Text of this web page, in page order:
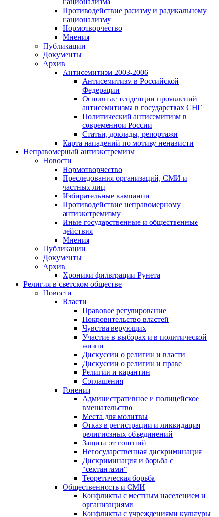
национализма
Противодействие расизму и радикальному
национализму
Нормотворчество
Мнения
Публикации
Документы
Архив
Антисемитизм 2003-2006
Антисемитизм в Российской
Федерации
Основные тенденции проявлений
антисемитизма в государствах СНГ
Политический антисемитизм в
современной России
Статьи, доклады, репортажи
Карта нападений по мотиву ненависти
Неправомерный антиэкстремизм
Новости
Нормотворчество
Преследования организаций, СМИ и
частных лиц
Избирательные кампании
Противодействие неправомерному
антиэкстремизму
Иные государственные и общественные
действия
Мнения
Публикации
Документы
Архив
Хроники фильтрации Рунета
Религия в светском обществе
Новости
Власти
Правовое регулирование
Покровительство властей
Чувства верующих
Участие в выборах и в политической
жизни
Дискуссии о религии и власти
Дискуссии о религии и праве
Религии и карантин
Соглашения
Гонения
Административное и полицейское
вмешательство
Места для молитвы
Отказ в регистрации и ликвидация
религиозных объединений
Защита от гонений
Негосударственная дискриминация
Дискриминация и борьба с
"сектантами"
Теоретическая борьба
Общественность и СМИ
Конфликты с местным населением и
организациями
Конфликты с учреждениями культуры